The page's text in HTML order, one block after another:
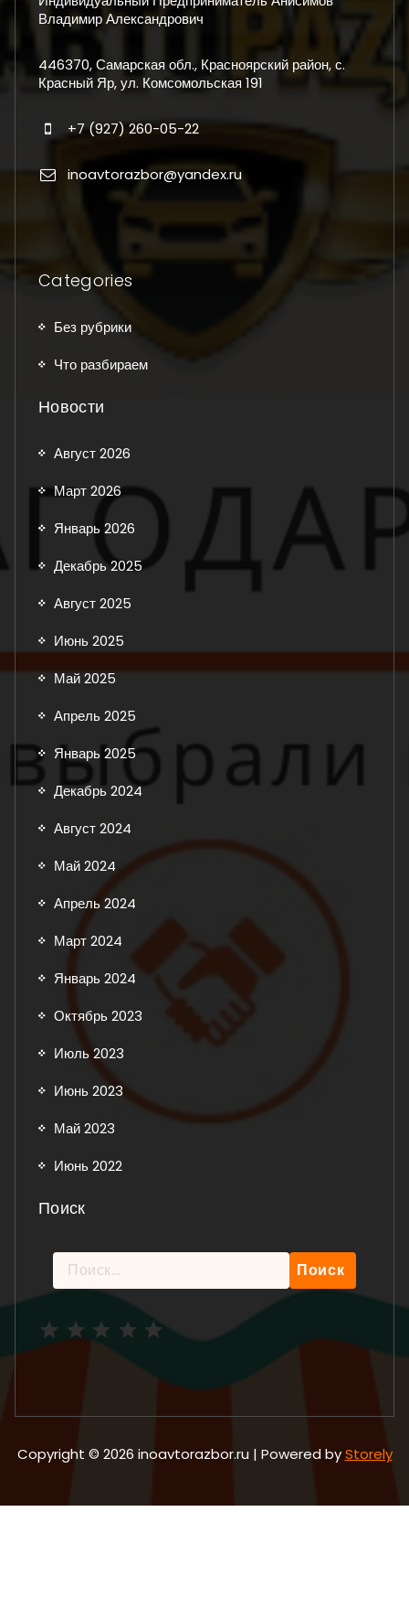
Владимир Александрович
446370, Самарская обл., Красноярский район, с.
Красный Яр, ул. Комсомольская 191
+7 (927) 260-05-22
inoavtorazbor@yandex.ru
Categories
Без рубрики
Что разбираем
Новости
Август 2026
Март 2026
Январь 2026
Декабрь 2025
Август 2025
Июнь 2025
Май 2025
Апрель 2025
Январь 2025
Декабрь 2024
Август 2024
Май 2024
Апрель 2024
Март 2024
Январь 2024
Октябрь 2023
Июль 2023
Июнь 2023
Май 2023
Июнь 2022
Поиск
Найти:
Copyright © 2026 inoavtorazbor.ru | Powered byStorely